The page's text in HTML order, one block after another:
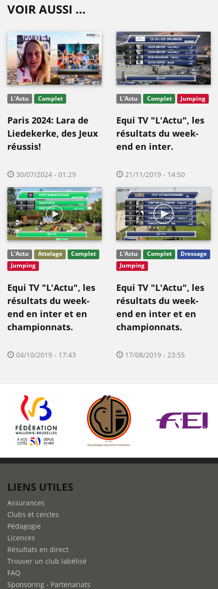
VOIR AUSSI ...
L'Actu Complet
Paris 2024: Lara de
Liedekerke, des Jeux
réussis!
30/07/2024 - 01:29
L'Actu Complet Jumping
Equi TV "L'Actu", les
résultats du week-
end en inter.
21/11/2019 - 14:50
L'Actu Attelage
Complet
Jumping
Equi TV "L'Actu", les
résultats du week-
end en inter et en
championnats.
04/10/2019 - 17:43
L'Actu Complet
Dressage
Jumping
Equi TV "L'Actu", les
résultats du week-
end en inter et en
championnats.
17/08/2019 - 23:55
LIENS UTILES
Assurances
Clubs et cercles
Pédagogie
Licences
Résultats en direct
Trouver un club labélisé
FAQ
Sponsoring - Partenariats